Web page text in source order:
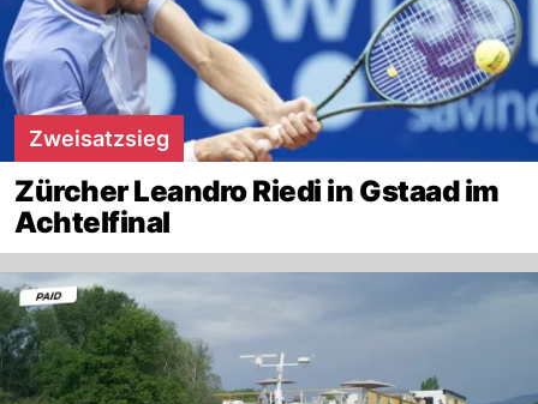
Zweisatzsieg
Zürcher Leandro Riedi in Gstaad im
Achtelfinal